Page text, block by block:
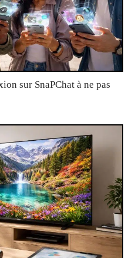
sur SnaPChat à ne pas